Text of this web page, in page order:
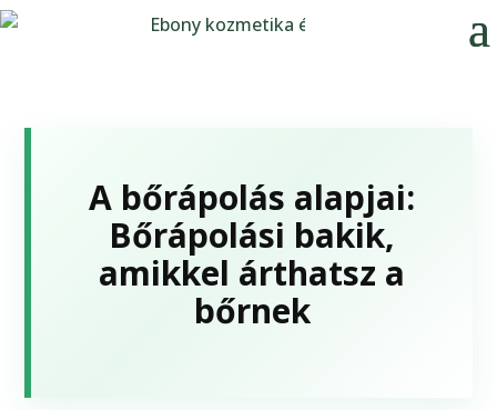
A bőrápolás alapjai:
Bőrápolási bakik,
amikkel árthatsz a
bőrnek